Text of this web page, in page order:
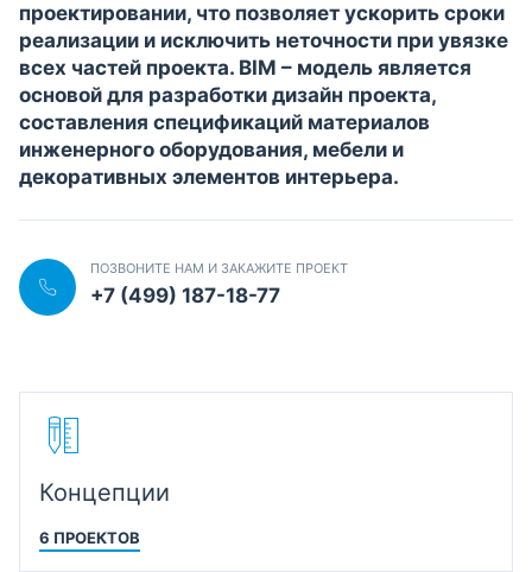
проектировании, что позволяет ускорить сроки
реализации и исключить неточности при увязке
всех частей проекта. BIM – модель является
основой для разработки дизайн проекта,
составления спецификаций материалов
инженерного оборудования, мебели и
декоративных элементов интерьера.
ПОЗВОНИТЕ НАМ И ЗАКАЖИТЕ ПРОЕКТ
+7 (499) 187-18-77
Концепции
6 ПРОЕКТОВ